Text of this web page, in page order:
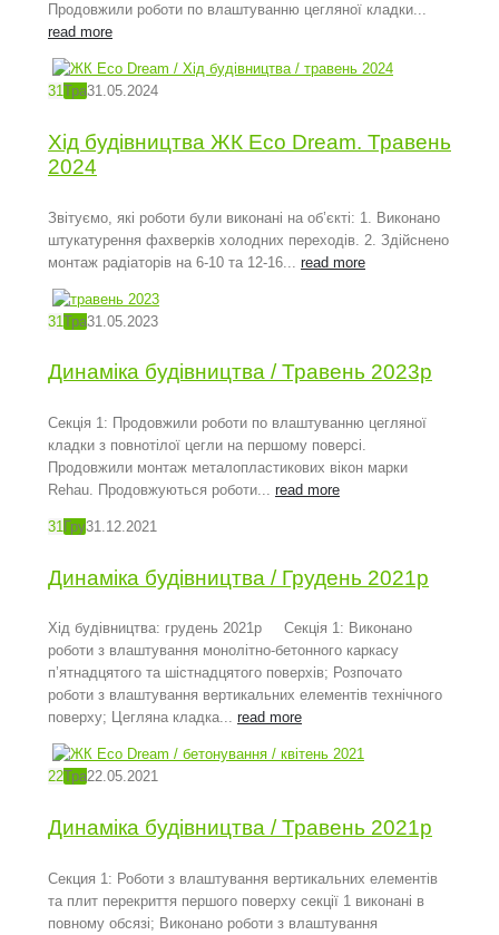
Продовжили роботи по влаштуванню цегляної кладки...
read more
31Тра31.05.2024
Хід будівництва ЖК Eco Dream. Травень
2024
Звітуємо, які роботи були виконані на об’єкті: 1. Виконано
штукатурення фахверків холодних переходів. 2. Здійснено
монтаж радіаторів на 6-10 та 12-16... read more
31Тра31.05.2023
Динаміка будівництва / Травень 2023р
Секція 1: Продовжили роботи по влаштуванню цегляної
кладки з повнотілої цегли на першому поверсі.
Продовжили монтаж металопластикових вікон марки
Rehau. Продовжуються роботи... read more
31 Гру31.12.2021
Динаміка будівництва / Грудень 2021р
Хід будівництва: грудень 2021р Секція 1: Виконано
роботи з влаштування монолітно-бетонного каркасу
п’ятнадцятого та шістнадцятого поверхів; Розпочато
роботи з влаштування вертикальних елементів технічного
поверху; Цегляна кладка... read more
22Тра22.05.2021
Динаміка будівництва / Травень 2021р
Секция 1: Роботи з влаштування вертикальних елементів
та плит перекриття першого поверху секції 1 виконані в
повному обсязі; Виконано роботи з влаштування